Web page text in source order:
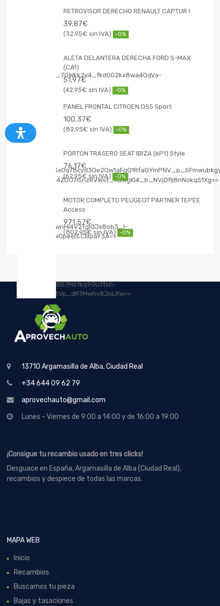
RETROVISOR DERECHO RENAULT CAPTUR I
39,87€
32,95€ -0%
ALETA DELANTERA DERECHA FORD S-MAX
(CA1)
51,97€
42,95€ -0%
PANEL FRONTAL CITROEN DS5 Sport
100,37€
82,95€ -0%
PORTON TRASERO SEAT IBIZA (6P1) Style
76,17€
62,95€ -0%
MOTOR COMPLETO PEUGEOT PARTNER TEPEE
Access
971,57€
802,95€ -0%
13710 Argamasilla de Alba, Ciudad Real
+34 644 09 62 79
aprovechauto@gmail.com
Lunes - Viernes de 9:00 a 14:00 y de 16:00 a 19:00
¡Consigue tu recambio usado en tres clicks!
Desguace en España, Argamasilla de Alba (Ciudad Real),
recambios y despiece de todas las marcas.
MAPA WEB
Inicio
Recambios
Buscamos tu pieza
Bajas y tasaciones